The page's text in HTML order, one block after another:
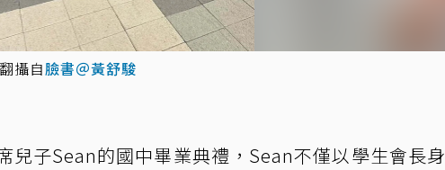
攝自臉書＠黃舒駿
兒子Sean的國中畢業典禮，Sean不僅以學生會長身